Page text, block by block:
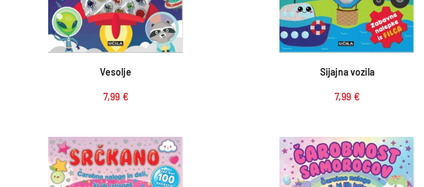
Vesolje
7,99 €
Dodaj v košarico
Sijajna vozila
7,99 €
Dodaj v košarico